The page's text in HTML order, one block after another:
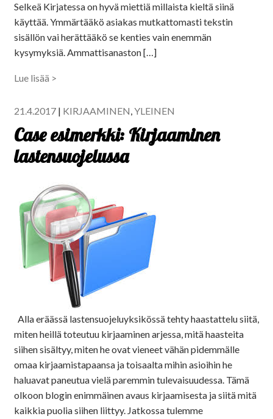
Selkeä Kirjatessa on hyvä miettiä millaista kieltä siinä
käyttää. Ymmärtääkö asiakas mutkattomasti tekstin
sisällön vai herättääkö se kenties vain enemmän
kysymyksiä. Ammattisanaston […]
Lue lisää >
21.4.2017 | KIRJAAMINEN,YLEINEN
Case esimerkki: Kirjaaminen
lastensuojelussa
Alla eräässä lastensuojeluyksikössä tehty haastattelu siitä,
miten heillä toteutuu kirjaaminen arjessa, mitä haasteita
siihen sisältyy, miten he ovat vieneet vähän pidemmälle
omaa kirjaamistapaansa ja toisaalta mihin asioihin he
haluavat paneutua vielä paremmin tulevaisuudessa. Tämä
olkoon blogin enimmäinen avaus kirjaamisesta ja siitä mitä
kaikkia puolia siihen liittyy. Jatkossa tulemme